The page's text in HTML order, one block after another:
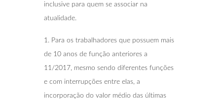
inclusive para quem se associar na
atualidade.
1. Para os trabalhadores que possuem mais
de 10 anos de função anteriores a
11/2017, mesmo sendo diferentes funções
e com interrupções entre elas, a
incorporação do valor médio das últimas